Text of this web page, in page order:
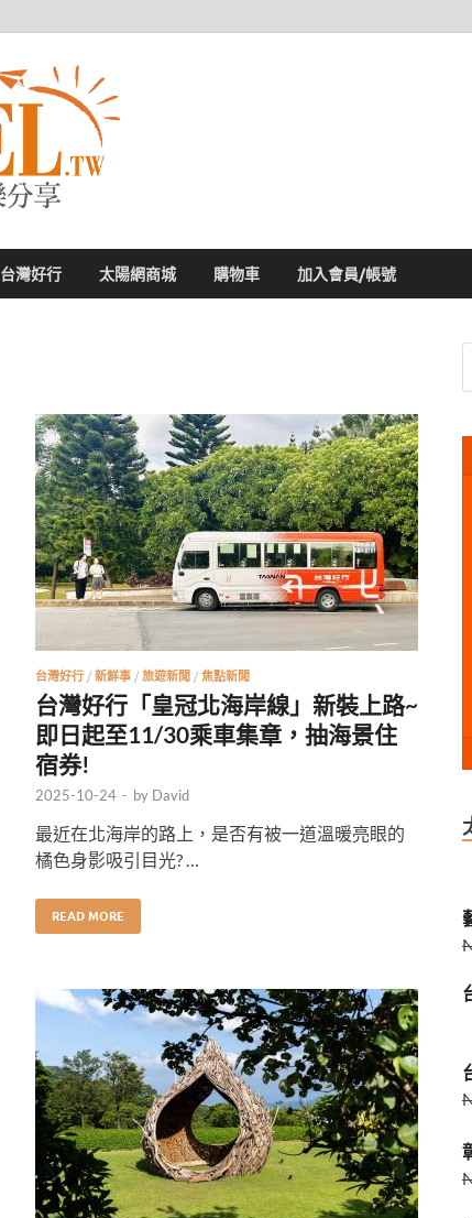
台灣好行 太陽網商城 購物車 加入會員/帳號
台灣好行 / 新鮮事 / 旅遊新聞 / 焦點新聞
台灣好行「皇冠北海岸線」新裝上路~
即日起至11/30乘車集章，抽海景住
宿券!
2025-10-24 - by David
最近在北海岸的路上，是否有被一道溫暖亮眼的
橘色身影吸引目光? …
READ MORE